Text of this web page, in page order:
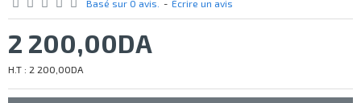
Basé sur 0 avis. - Écrire un avis
2 200,00DA
H.T : 2 200,00DA